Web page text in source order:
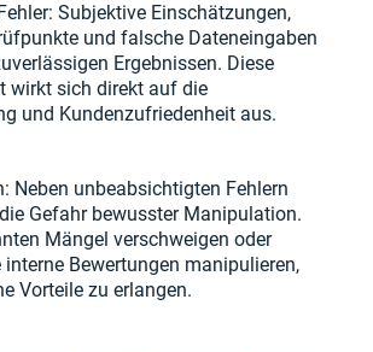
Subjektive Einschätzungen,
und falsche Dateneingaben
Ergebnissen. Diese
wirkt sich direkt auf die
und Kundenzufriedenheit aus.
Neben unbeabsichtigten Fehlern
Gefahr bewusster Manipulation.
Mängel verschweigen oder
Bewertungen manipulieren,
Vorteile zu erlangen.